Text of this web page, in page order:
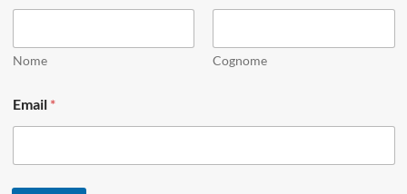
m
i
l
a
i
Nome Cognome
Email *